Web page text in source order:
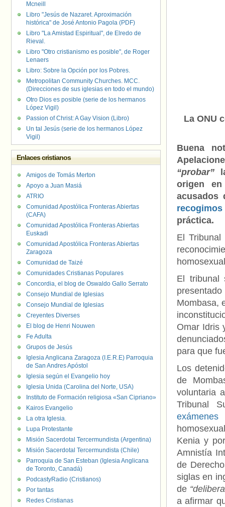
La ONU
Buena
“probar”
origen
acusados
práctica.
El
El tribunal
Mombasa,
Omar Idris
para que
Los
de
voluntaria
Tribunal
Kenia y
Amnistía
de
siglas en
de
a afirmar
Mcneill
Libro "Jesús de Nazaret. Aproximación
histórica" de José Antonio Pagola (PDF)
Libro "La Amistad Espiritual", de Elredo de
Rieval.
Libro "Otro cristianismo es posible", de Roger
Lenaers
Libro: Sobre la Opción por los Pobres.
Metropolitan Community Churches. MCC.
(Direcciones de sus iglesias en todo el mundo)
Otro Dios es posible (serie de los hermanos
López Vigil)
Passion of Christ: A Gay Vision (Libro)
Un tal Jesús (serie de los hermanos López
Vigil)
Enlaces cristianos
Amigos de Tomás Merton
Apoyo a Juan Masiá
ATRIO
Comunidad Apostólica Fronteras Abiertas
(CAFA)
Comunidad Apostólica Fronteras Abiertas
Euskadi
Comunidad Apostólica Fronteras Abiertas
Zaragoza
Comunidad de Taizé
Comunidades Cristianas Populares
Concordia, el blog de Oswaldo Gallo Serrato
Consejo Mundial de Iglesias
Consejo Mundial de Iglesias
Creyentes Diverses
El blog de Henri Nouwen
Fe Adulta
Grupos de Jesús
Iglesia Anglicana Zaragoza (I.E.R.E) Parroquia
de San Andres Apóstol
Iglesia según el Evangelio hoy
Iglesia Unida (Carolina del Norte, USA)
Instituto de Formación religiosa «San Cipriano»
Kairos Evangelio
La otra Iglesia.
Lupa Protestante
Misión Sacerdotal Tercermundista (Argentina)
Misión Sacerdotal Tercermundista (Chile)
Parroquia de San Esteban (Iglesia Anglicana
de Toronto, Canadá)
PodcastyRadio (Cristianos)
Por tantas
Redes Cristianas